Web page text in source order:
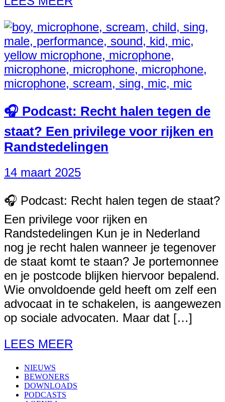
🎧 Podcast: Recht halen tegen de
staat? Een privilege voor rijken en
Randstedelingen
14 maart 2025
🎧 Podcast: Recht halen tegen de staat?
Een privilege voor rijken en
Randstedelingen Kun je in Nederland
nog je recht halen wanneer je tegenover
de staat komt te staan? Je portemonnee
en je postcode blijken hiervoor bepalend.
Wie onvoldoende geld heeft om zelf een
advocaat in te schakelen, is aangewezen
op sociale advocaten. Maar dat […]
LEES MEER
NIEUWS
BEWONERS
DOWNLOADS
PODCASTS